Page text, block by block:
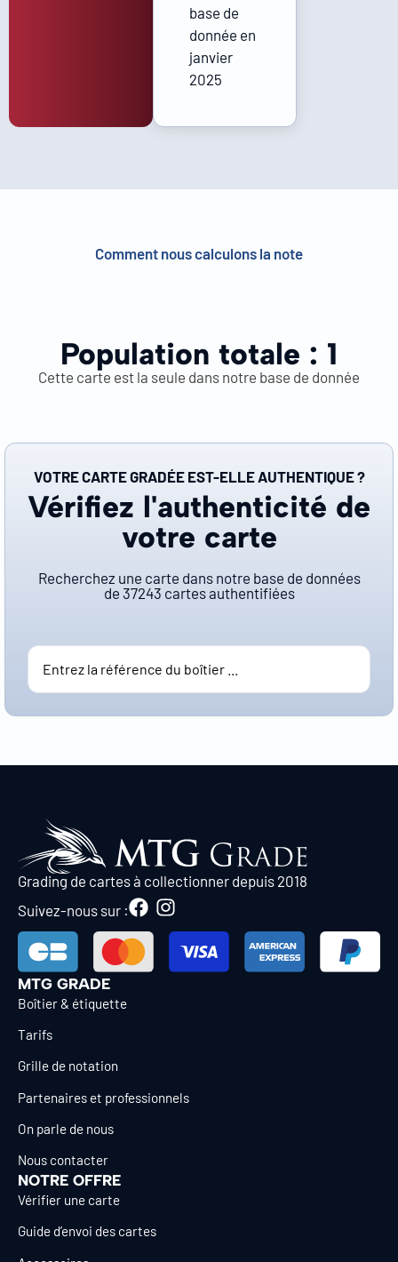
base de
donnée en
janvier
2025
Comment nous calculons la note
Population totale : 1
Cette carte est la seule dans notre base de donnée
VOTRE CARTE GRADÉE EST-ELLE AUTHENTIQUE ?
Vérifiez l'authenticité de
votre carte
Recherchez une carte dans notre base de données
de 37243 cartes authentifiées
Grading de cartes à collectionner depuis 2018
Suivez-nous sur :
MTG GRADE
Boîtier & étiquette
Tarifs
Grille de notation
Partenaires et professionnels
On parle de nous
Nous contacter
NOTRE OFFRE
Vérifier une carte
Guide d’envoi des cartes